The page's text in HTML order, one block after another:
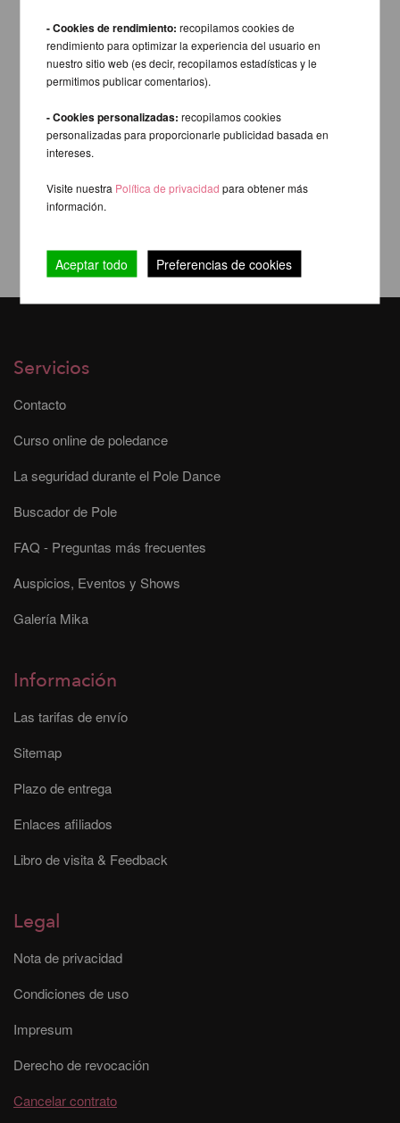
Servicios
Contacto
Curso online de poledance
La seguridad durante el Pole Dance
Buscador de Pole
FAQ - Preguntas más frecuentes
Auspicios, Eventos y Shows
Galería Mika
Información
Las tarifas de envío
Sitemap
Plazo de entrega
Enlaces afiliados
Libro de visita & Feedback
Legal
Nota de privacidad
Condiciones de uso
Impresum
Derecho de revocación
Cancelar contrato
- Cookies de rendimiento:recopilamos cookies de
rendimiento para optimizar la experiencia del usuario en
nuestro sitio web (es decir, recopilamos estadísticas y le
permitimos publicar comentarios).
- Cookies personalizadas:recopilamos cookies
personalizadas para proporcionarle publicidad basada en
intereses.
Visite nuestra Política de privacidadpara obtener más
información.
Aceptar todo Preferencias de cookies